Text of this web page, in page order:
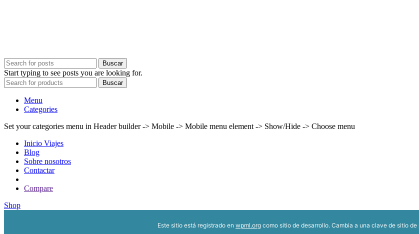
Buscar
Start typing to see posts you are looking for.
Buscar
Menu
Categories
Set your categories menu in Header builder -> Mobile -> Mobile menu element -> Show/Hide -> Choose menu
Inicio Viajes
Blog
Sobre nosotros
Contactar
Compare
Shop
Este sitio está registrado en wpml.org como sitio de desarrollo. Cambia a una clave de sitio